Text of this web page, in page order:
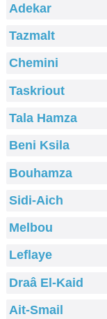
Adekar
Tazmalt
Chemini
Taskriout
Tala Hamza
Beni Ksila
Bouhamza
Sidi-Aich
Melbou
Leflaye
Draâ El-Kaid
Ait-Smail